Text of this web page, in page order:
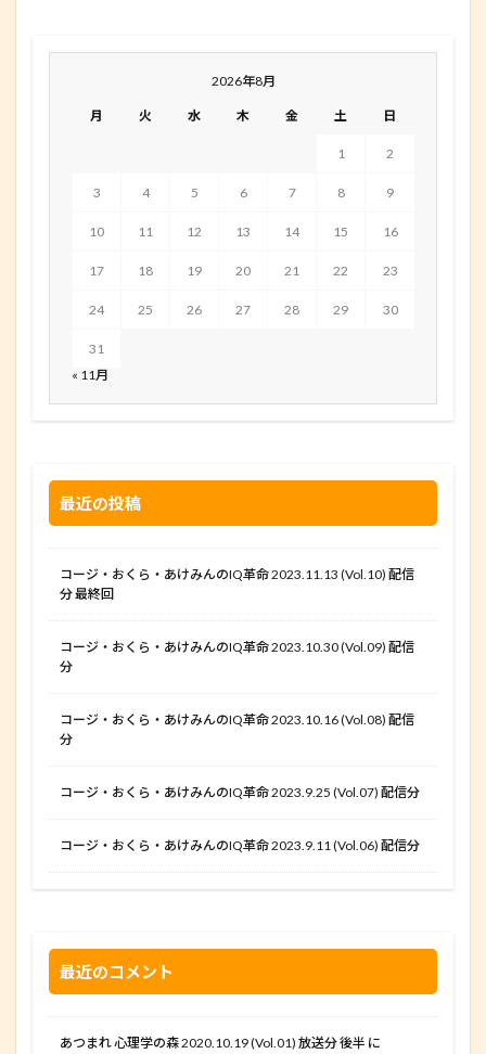
2026年8月
月 火 水 木 金 土 日
1 2
3 4 5 6 7 8 9
10 11 12 13 14 15 16
17 18 19 20 21 22 23
24 25 26 27 28 29 30
31
« 11月
最近の投稿
コージ・おくら・あけみんのIQ革命 2023.11.13 (Vol.10) 配信
分 最終回
コージ・おくら・あけみんのIQ革命 2023.10.30 (Vol.09) 配信
分
コージ・おくら・あけみんのIQ革命 2023.10.16 (Vol.08) 配信
分
コージ・おくら・あけみんのIQ革命 2023.9.25 (Vol.07) 配信分
コージ・おくら・あけみんのIQ革命 2023.9.11 (Vol.06) 配信分
最近のコメント
あつまれ 心理学の森 2020.10.19 (Vol.01) 放送分 後半 に